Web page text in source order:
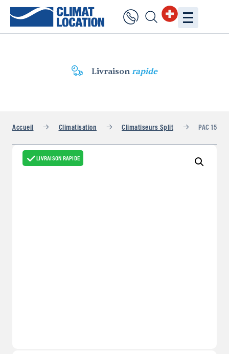
Livraisonrapide
Accueil Climatisation Climatiseurs Split PAC 15
LIVRAISON RAPIDE